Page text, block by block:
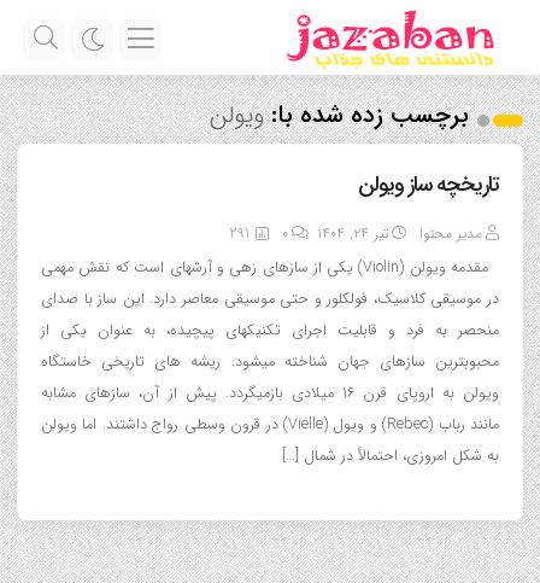
برچسب زده شده با:ویولن
تاریخچه ساز ویولن
مدیر محتوا تیر ۲۴, ۱۴۰۴ 0
291
مقدمه ویولن (Violin) یکی از سازهای زهی و آرشهای است که نقش مهمی
در موسیقی کلاسیک، فولکلور و حتی موسیقی معاصر دارد. این ساز با صدای
منحصر به فرد و قابلیت اجرای تکنیکهای پیچیده، به عنوان یکی از
محبوبترین سازهای جهان شناخته میشود. ریشه های تاریخی خاستگاه
ویولن به اروپای قرن ۱۶ میلادی بازمیگردد. پیش از آن، سازهای مشابه
مانند رباب (Rebec) و ویول (Vielle) در قرون وسطی رواج داشتند. اما ویولن
به شکل امروزی، احتمالاً در شمال […]